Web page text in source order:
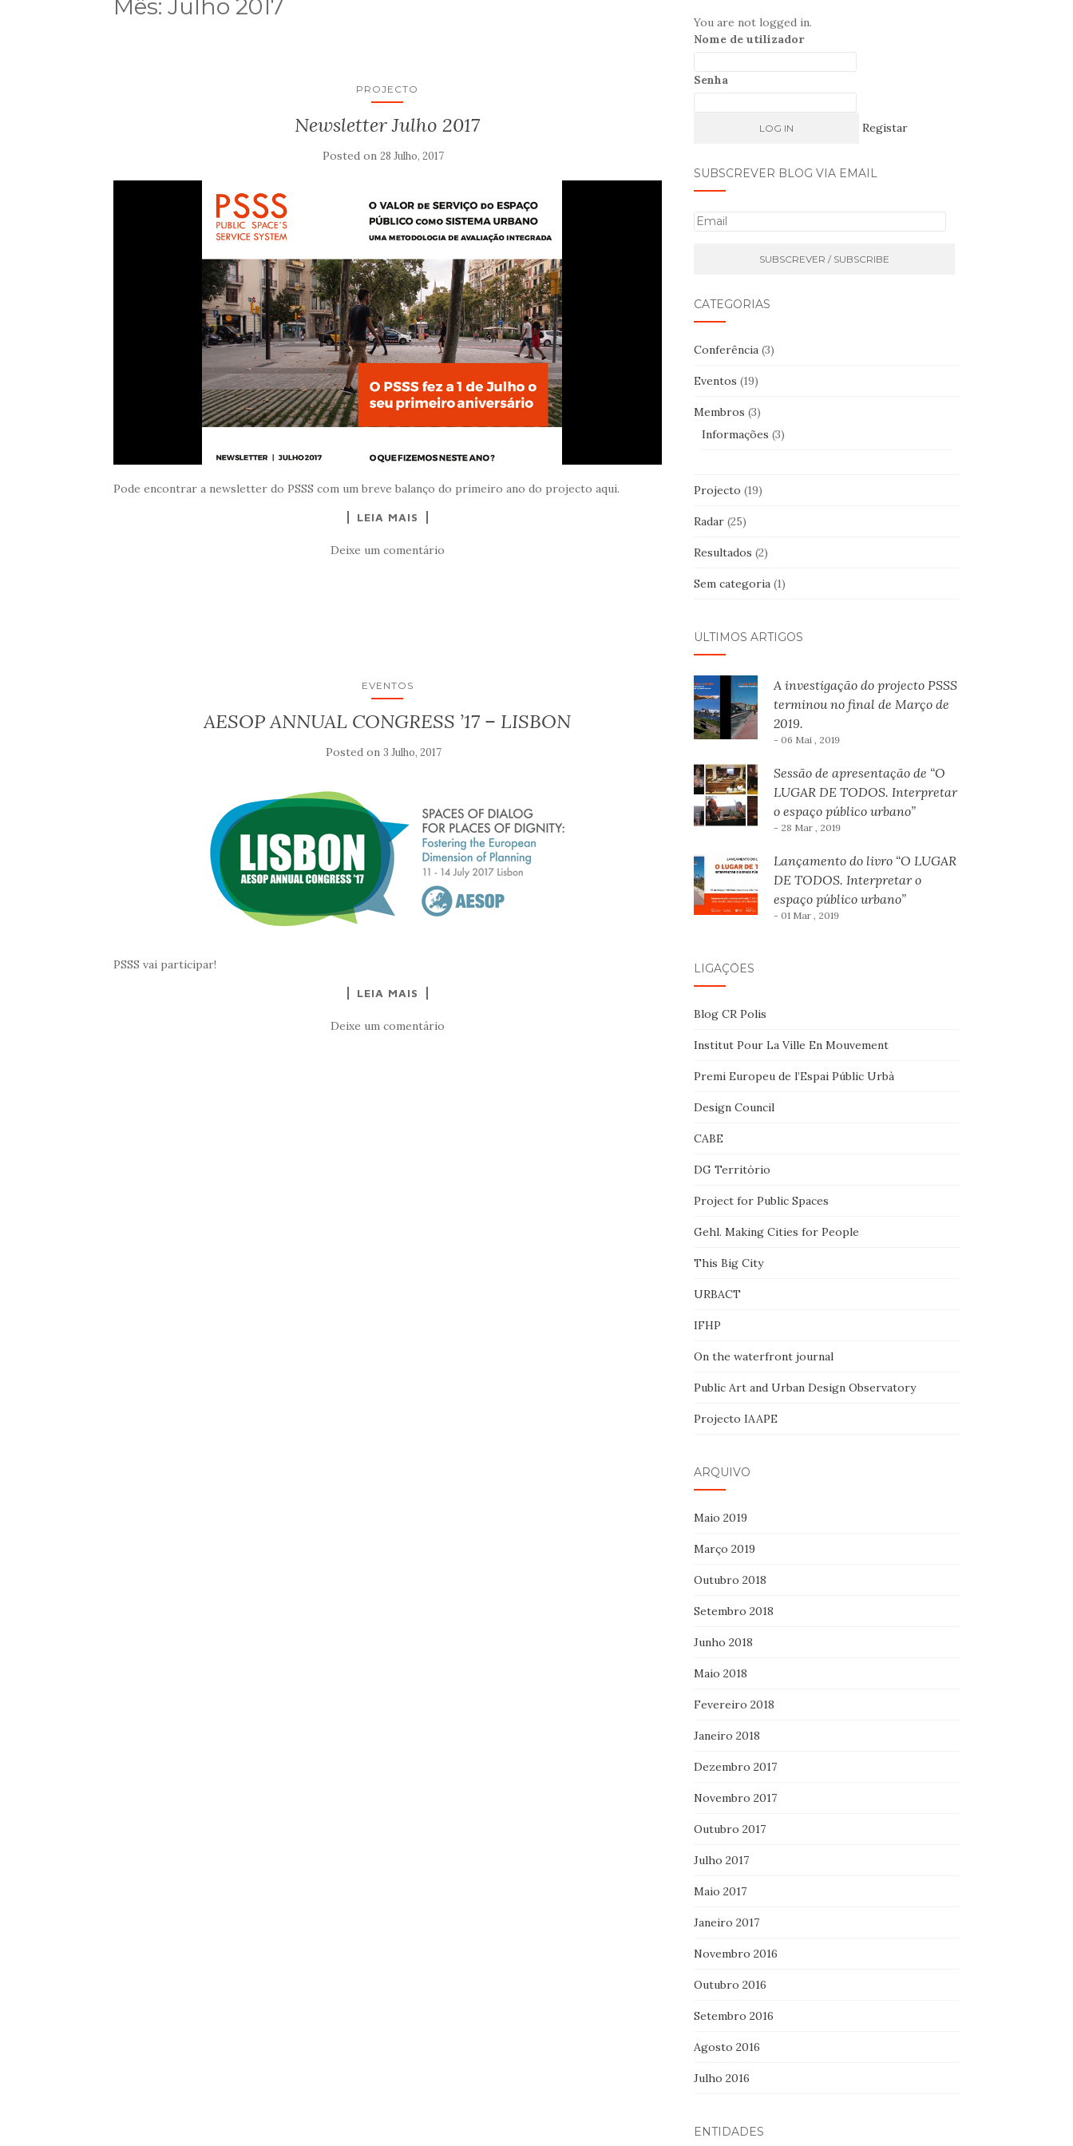
Mês: Julho 2017
PROJECTO
Newsletter Julho 2017
Posted on28 Julho, 2017
Pode encontrar a newsletter do PSSS com um breve balanço do primeiro ano do projecto aqui.
LEIA MAIS
Deixe um comentário
EVENTOS
AESOP ANNUAL CONGRESS ’17 – LISBON
Posted on 3 Julho, 2017
PSSS vai participar!
LEIA MAIS
Deixe um comentário
You are not logged in.
Nome de utilizador
Senha
Registar
SUBSCREVER BLOG VIA EMAIL
E
CATEGORIAS
Conferência(3)
Eventos (19)
Membros (3)
Informações (3)
Projecto (19)
Radar(25)
Resultados (2)
Sem categoria(1)
ÚLTIMOS ARTIGOS
A investigação do projecto PSSS
terminou no final de Março de
2019.
- 06 Mai , 2019
Sessão de apresentação de “O
LUGAR DE TODOS. Interpretar
o espaço público urbano”
- 28 Mar , 2019
Lançamento do livro “O LUGAR
DE TODOS. Interpretar o
espaço público urbano”
- 01 Mar , 2019
LIGAÇÕES
Blog CR Polis
Institut Pour La Ville En Mouvement
Premi Europeu de l’Espai Públic Urbà
Design Council
CABE
DG Território
Project for Public Spaces
Gehl. Making Cities for People
This Big City
URBACT
IFHP
On the waterfront journal
Public Art and Urban Design Observatory
Projecto IAAPE
ARQUIVO
Maio 2019
Março 2019
Outubro 2018
Setembro 2018
Junho 2018
Maio 2018
Fevereiro 2018
Janeiro 2018
Dezembro 2017
Novembro 2017
Outubro 2017
Julho 2017
Maio 2017
Janeiro 2017
Novembro 2016
Outubro 2016
Setembro 2016
Agosto 2016
Julho 2016
ENTIDADES